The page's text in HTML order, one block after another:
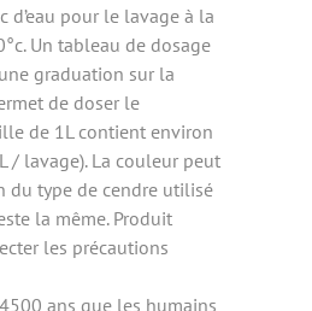
d’eau pour le lavage à la
Un tableau de dosage
graduation sur la
de doser le
de 1L contient environ
/ lavage). La couleur peut
du type de cendre utilisé
la même. Produit
les précautions
ans que les humains